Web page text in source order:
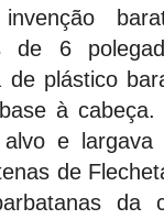
de 6
de plástico
à
e
de
da